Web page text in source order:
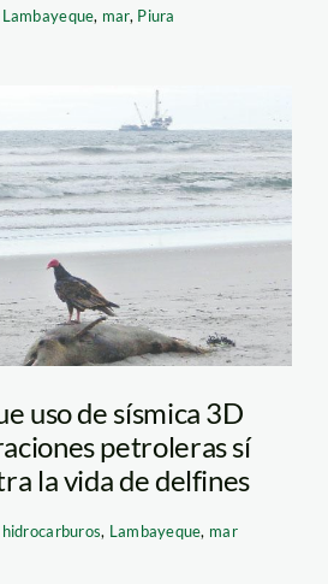
Lambayeque, mar, Piura
uso de sísmica 3D
petroleras sí
la vida de delfines
hidrocarburos, Lambayeque, mar